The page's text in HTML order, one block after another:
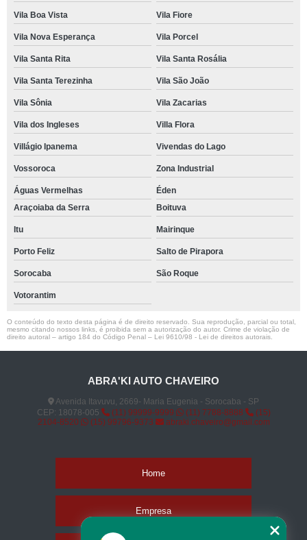
Vila Boa Vista Vila Fiore
Vila Nova Esperança Vila Porcel
Vila Santa Rita Vila Santa Rosália
Vila Santa Terezinha Vila São João
Vila Sônia Vila Zacarias
Vila dos Ingleses Villa Flora
Villágio Ipanema Vivendas do Lago
Vossoroca Zona Industrial
Águas Vermelhas
Éden
Araçoiaba da Serra
Boituva
Itu Mairinque
Porto Feliz Salto de Pirapora
Sorocaba São Roque
Votorantim
O conteúdo do texto desta página é de direito reservado. Sua reprodução, parcial ou total,
mesmo citando nossos links, é proibida sem a autorização do autor. Crime de violação de
direito autoral – artigo 184 do Código Penal – Lei 9610/98 - Lei de direitos autorais
ABRA'KI AUTO CHAVEIRO
Avenida Itavuvu, 2669- Maria Eugenia - Sorocaba - SP
CEP: 18078-005
(11) 99999-9999 (11) 7788-8888
(15)
2104-8520
(15) 99796-9373 abraki.chaveiro@gmail.com
Home
Empresa